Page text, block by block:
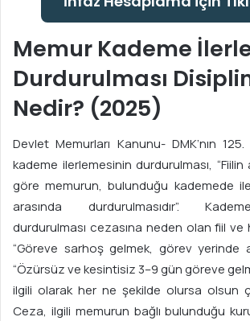
Memur Kademe
Durdurulması
Nedir? (2025)
Devlet Memurları Kanunu- DMK’nın
kademe ilerlemesinin durdurulması, “Fiilin
göre memurun, bulunduğu kademede
arasında durdurulmasıdır”.
durdurulması cezasına neden olan fiil ve
“Göreve sarhoş gelmek, görev yerinde
“Özürsüz ve kesintisiz 3–9 gün göreve
ilgili olarak her ne şekilde olursa olsun
Ceza, ilgili memurun bağlı bulunduğu